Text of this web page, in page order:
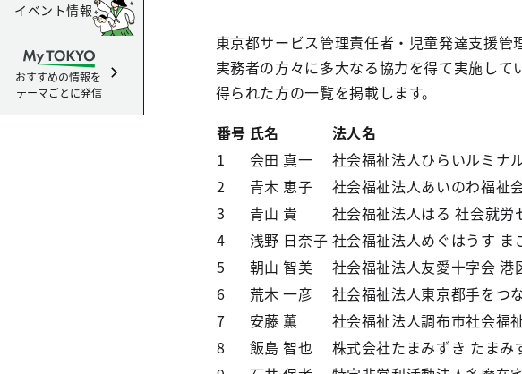
イベント情報
おすすめの情報を
テーマごとに発信
東京都サービス管理責任者・児童発達支援
実務者の方々に多大なる協力を得て実施し
得られた方の一覧を掲載します。
番号 氏名
法人名
1
会田 真一
社会福祉法人ひらいルミナ
2
青木 恵子
社会福祉法人あいのわ福祉
3
青山 貴
社会福祉法人はる 社会就労
4
浅野 日奈子 社会福祉法人めぐはうす ま
5
朝山 智美
社会福祉法人友愛十字会
6
荒木 一彦
社会福祉法人東京都手をつ
7
安藤 薫
社会福祉法人調布市社会福
8
飯島 智也
株式会社たまみずき たまみ